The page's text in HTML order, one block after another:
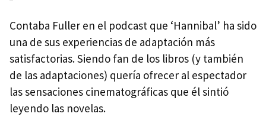
Contaba Fuller en el podcast que ‘Hannibal’ ha sido
una de sus experiencias de adaptación más
satisfactorias. Siendo fan de los libros (y también
de las adaptaciones) quería ofrecer al espectador
las sensaciones cinematográficas que él sintió
leyendo las novelas.